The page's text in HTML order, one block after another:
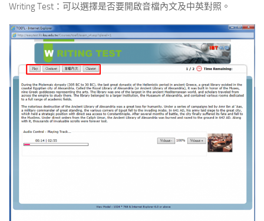
Writing Test：可以選擇是否要開啟音檔內文及中英對照。